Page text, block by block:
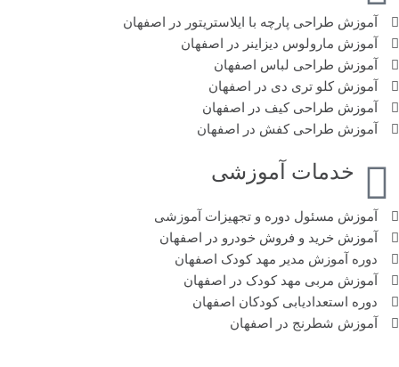
آموزش طراحی پارچه با ایلاستریتور در اصفهان
آموزش مارولوس دیزاینر در اصفهان
آموزش طراحی لباس اصفهان
آموزش کلو تری دی در اصفهان
آموزش طراحی کیف در اصفهان
آموزش طراحی کفش در اصفهان
خدمات آموزشی
آموزش مسئول دوره‌ و تجهیزات آموزشی
آموزش خرید و فروش خودرو در اصفهان
دوره آموزش مدیر مهد کودک اصفهان
آموزش مربی مهد کودک در اصفهان
دوره استعدادیابی کودکان اصفهان
آموزش شطرنج در اصفهان